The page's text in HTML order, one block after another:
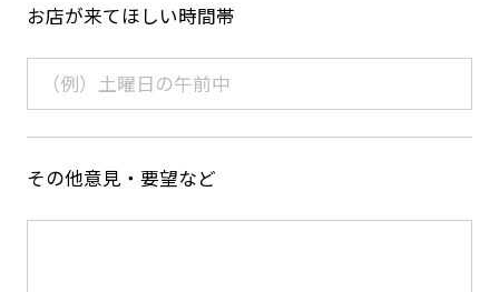
お店が来てほしい時間帯
その他意見・要望など